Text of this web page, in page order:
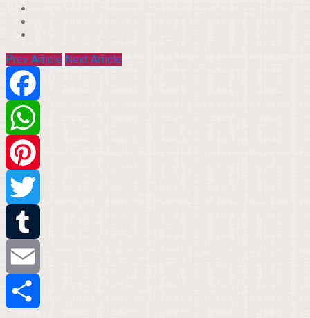
Prev Article Next Article
Facebook
WhatsApp
Pinterest
Twitter
Tumblr
Email